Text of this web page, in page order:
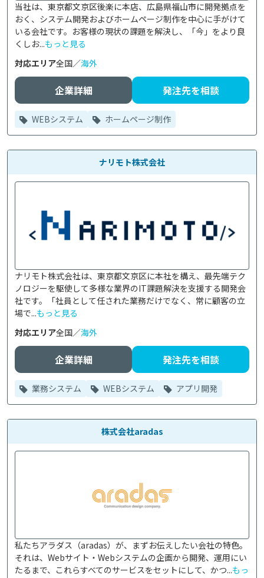
当社は、東京都文京区後楽に本店、広島県福山市に開発拠点を
おく、システム開発およびホームページ制作を中心に手がけて
いる会社です。お客様の現状の課題を解決し、「今」をより良
くしお...もっと見る
対応エリア全国／海外
企業詳細 発注先を相談
WEBシステム ホームページ制作
ナリモト株式会社
ナリモト株式会社は、東京都文京区に本社を構え、最先端テク
ノロジーを駆使して多様な業界のIT課題解決を支援する開発会
社です。「社員として任された業務だけでなく、常に顧客の立
場で...もっと見る
対応エリア全国／海外
企業詳細 発注先を相談
業務システム WEBシステム アプリ開発
株式会社aradas
私たちアラダス（aradas）が、まずお伝えしたい会社の特色。
それは、Webサイト・Webシステムの企画から開発、運用にい
たるまで、これらすべてのサービスをセットにして、かつ...もっ